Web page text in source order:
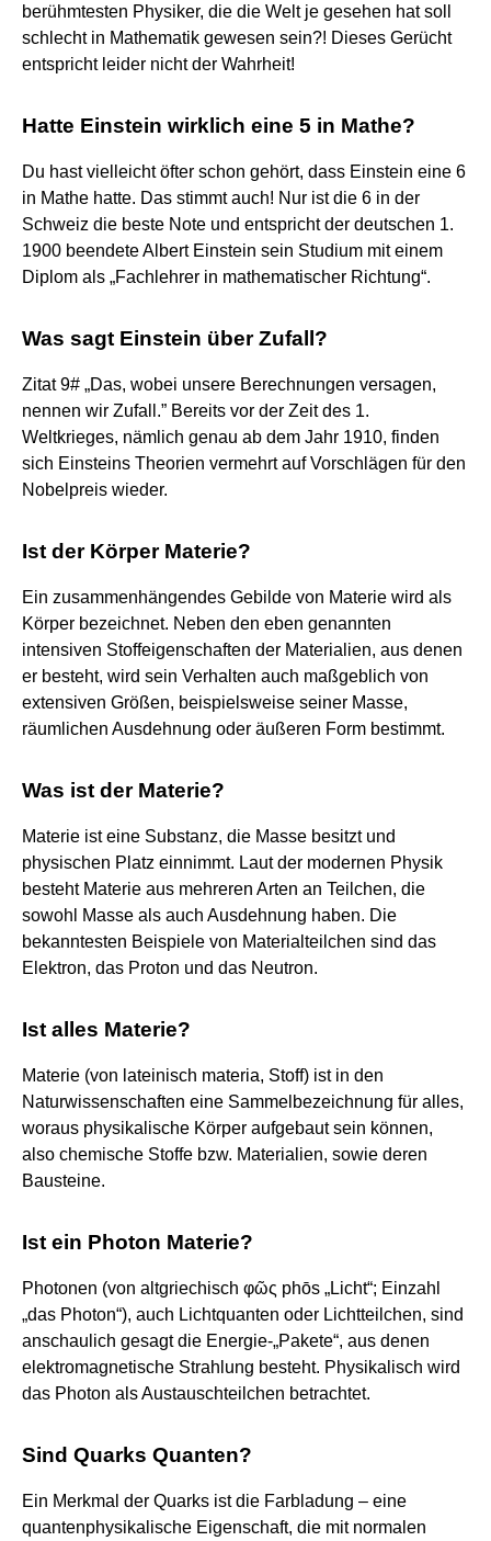
berühmtesten Physiker, die die Welt je gesehen hat soll
schlecht in Mathematik gewesen sein?! Dieses Gerücht
entspricht leider nicht der Wahrheit!
Hatte Einstein wirklich eine 5 in Mathe?
Du hast vielleicht öfter schon gehört, dass Einstein eine 6
in Mathe hatte. Das stimmt auch! Nur ist die 6 in der
Schweiz die beste Note und entspricht der deutschen 1.
1900 beendete Albert Einstein sein Studium mit einem
Diplom als „Fachlehrer in mathematischer Richtung“.
Was sagt Einstein über Zufall?
Zitat 9# „Das, wobei unsere Berechnungen versagen,
nennen wir Zufall.” Bereits vor der Zeit des 1.
Weltkrieges, nämlich genau ab dem Jahr 1910, finden
sich Einsteins Theorien vermehrt auf Vorschlägen für den
Nobelpreis wieder.
Ist der Körper Materie?
Ein zusammenhängendes Gebilde von Materie wird als
Körper bezeichnet. Neben den eben genannten
intensiven Stoffeigenschaften der Materialien, aus denen
er besteht, wird sein Verhalten auch maßgeblich von
extensiven Größen, beispielsweise seiner Masse,
räumlichen Ausdehnung oder äußeren Form bestimmt.
Was ist der Materie?
Materie ist eine Substanz, die Masse besitzt und
physischen Platz einnimmt. Laut der modernen Physik
besteht Materie aus mehreren Arten an Teilchen, die
sowohl Masse als auch Ausdehnung haben. Die
bekanntesten Beispiele von Materialteilchen sind das
Elektron, das Proton und das Neutron.
Ist alles Materie?
Materie (von lateinisch materia, Stoff) ist in den
Naturwissenschaften eine Sammelbezeichnung für alles,
woraus physikalische Körper aufgebaut sein können,
also chemische Stoffe bzw. Materialien, sowie deren
Bausteine.
Ist ein Photon Materie?
Photonen (von altgriechisch φῶς phōs „Licht“; Einzahl
„das Photon“), auch Lichtquanten oder Lichtteilchen, sind
anschaulich gesagt die Energie-„Pakete“, aus denen
elektromagnetische Strahlung besteht. Physikalisch wird
das Photon als Austauschteilchen betrachtet.
Sind Quarks Quanten?
Ein Merkmal der Quarks ist die Farbladung – eine
quantenphysikalische Eigenschaft, die mit normalen